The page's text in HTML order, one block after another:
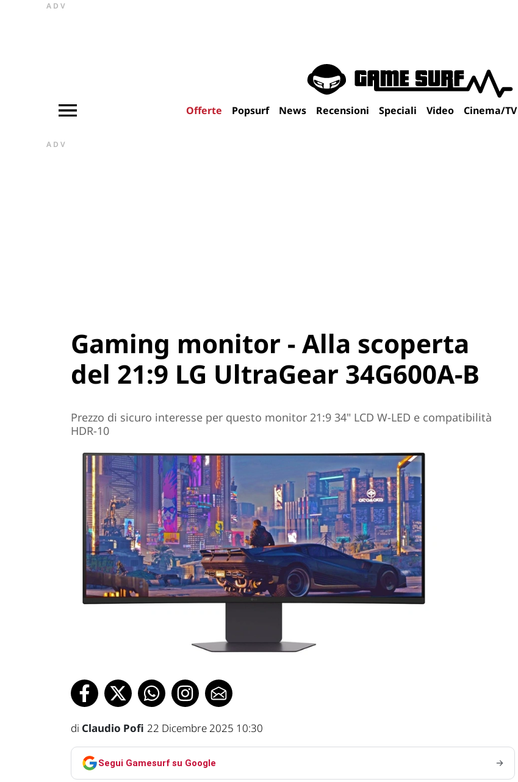
ADV
Offerte Popsurf News Recensioni Speciali Video Cinema/TV
ADV
Gaming monitor - Alla scoperta
del 21:9 LG UltraGear 34G600A-B
Prezzo di sicuro interesse per questo monitor 21:9 34" LCD W-LED e compatibilità
HDR-10
di Claudio Pofi 22 Dicembre 2025 10:30
Segui Gamesurf su Google